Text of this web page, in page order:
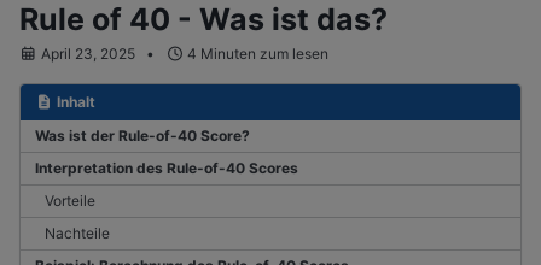
Rule of 40 - Was ist das?
April 23, 2025 4 Minuten zum lesen
Inhalt
Was ist der Rule-of-40 Score?
Interpretation des Rule-of-40 Scores
Vorteile
Nachteile